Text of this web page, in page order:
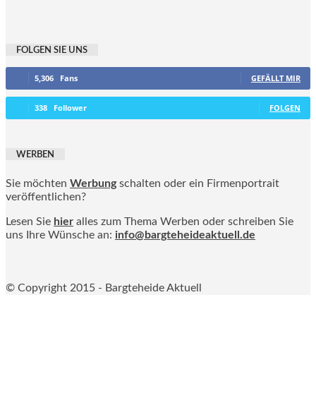
FOLGEN SIE UNS
5,306 Fans GEFÄLLT MIR
338 Follower FOLGEN
WERBEN
Sie möchten Werbung schalten oder ein Firmenportrait
veröffentlichen?
Lesen Sie hier alles zum Thema Werben oder schreiben Sie
uns Ihre Wünsche an: info@bargteheideaktuell.de
© Copyright 2015 - Bargteheide Aktuell